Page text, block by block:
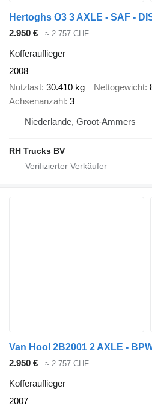
Hertoghs O3 3 AXLE - SAF -
2.950 €
≈ 2.757 CHF
Kofferauflieger
2008
Nutzlast 30.410 kg Nettogewicht
Achsenanzahl 3
Niederlande, Groot-Ammers
RH Trucks BV
2.950 € ≈ 2.757 CHF
Kofferauflieger
2007